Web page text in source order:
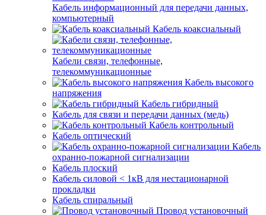
Кабель информационный для передачи данных,
компьютерный
Кабель коаксиальный
Кабели связи, телефонные,
телекоммуникационные
Кабель высокого
напряжения
Кабель гибридный
Кабель для связи и передачи данных (медь)
Кабель контрольный
Кабель оптический
Кабель
охранно-пожарной сигнализации
Кабель плоский
Кабель силовой < 1кВ для нестационарной
прокладки
Кабель спиральный
Провод установочный